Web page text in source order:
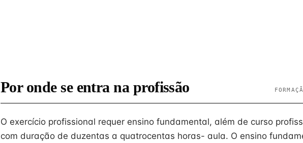
Por onde se entra na profissão
O exercício profissional requer ensino fundamental, além de curso
com duração de duzentas a quatrocentas horas- aula. O ensino